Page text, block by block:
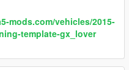
mods.com/vehicles/2015-
template-gx_lover